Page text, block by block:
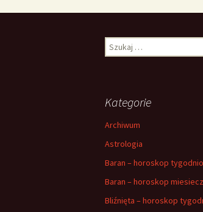
Szukaj:
Kategorie
Archiwum
Astrologia
Baran – horoskop
Baran – horoskop
Bliźnięta – horoskop